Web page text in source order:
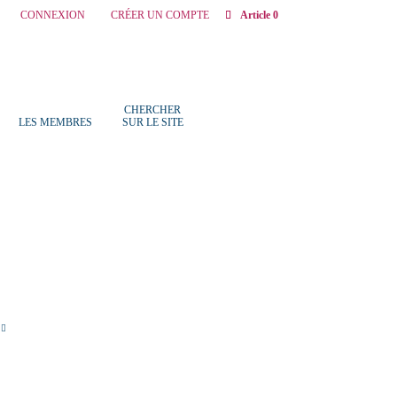
CONNEXION CRÉER UN COMPTE Article 0
LES MEMBRES
CHERCHER
SUR LE SITE